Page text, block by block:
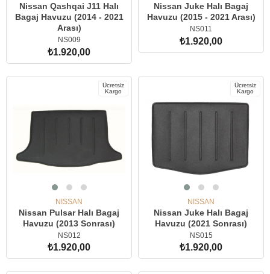
Nissan Qashqai J11 Halı
Bagaj Havuzu (2014 - 2021
Arası)
NS009
₺1.920,00
Nissan Juke Halı Bagaj
Havuzu (2015 - 2021 Arası)
NS011
₺1.920,00
Ücretsiz
Kargo
NISSAN
Nissan Pulsar Halı Bagaj
Havuzu (2013 Sonrası)
NS012
₺1.920,00
SEPETE EKLE
Ücretsiz
Kargo
NISSAN
Nissan Juke Halı Bagaj
Havuzu (2021 Sonrası)
NS015
₺1.920,00
SEPETE EKLE